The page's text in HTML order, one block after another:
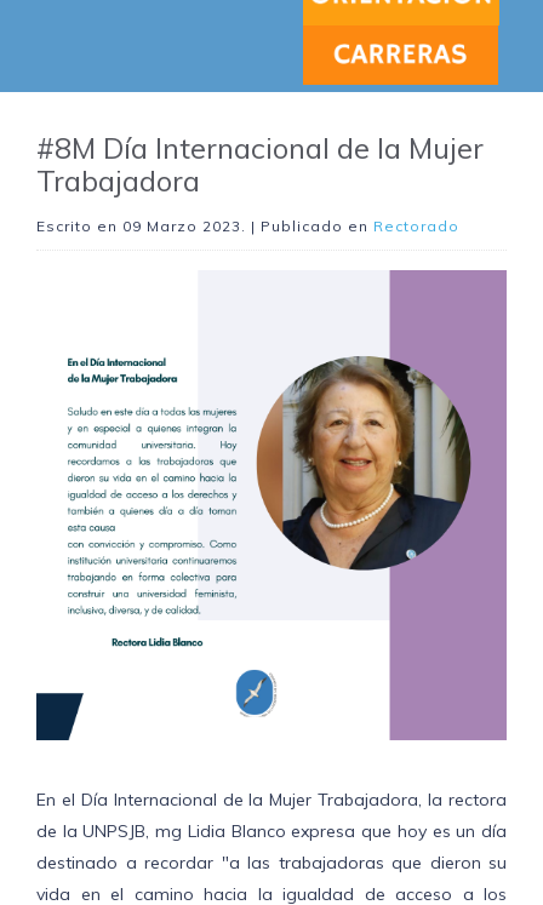
#8M Día Internacional de la Mujer
Trabajadora
Escrito en 09 Marzo 2023 . | Publicado en Rectorado
En el Día Internacional de la Mujer Trabajadora, la rectora
de la UNPSJB, mg Lidia Blanco expresa que hoy es un día
destinado a recordar "a las trabajadoras que dieron su
vida en el camino hacia la igualdad de acceso a los